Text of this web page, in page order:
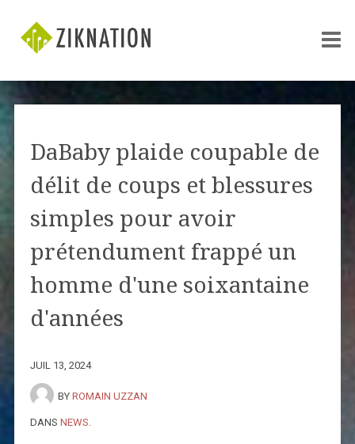
DaBaby plaide coupable de
délit de coups et blessures
simples pour avoir
prétendument frappé un
homme d'une soixantaine
d'années
JUIL 13, 2024
BY ROMAIN UZZAN
DANS NEWS